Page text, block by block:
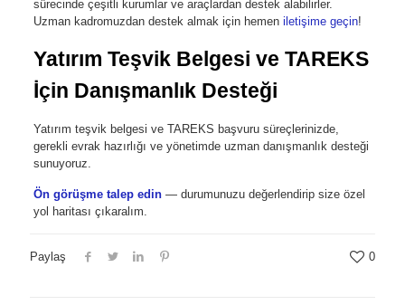
sürecinde çeşitli kurumlar ve araçlardan destek alabilirler.
Uzman kadromuzdan destek almak için hemen iletişime geçin!
Yatırım Teşvik Belgesi ve TAREKS
İçin Danışmanlık Desteği
Yatırım teşvik belgesi ve TAREKS başvuru süreçlerinizde,
gerekli evrak hazırlığı ve yönetimde uzman danışmanlık desteği
sunuyoruz.
Ön görüşme talep edin— durumunuzu değerlendirip size özel
yol haritası çıkaralım.
Paylaş 0